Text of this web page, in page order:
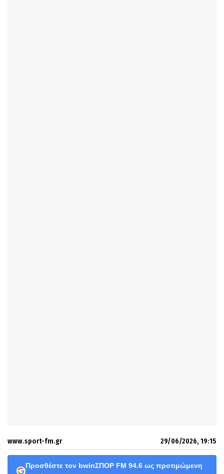
www.sport-fm.gr 29/06/2026, 19:15
Προσθέστε τον bwinΣΠΟΡ FM 94.6 ως προτιμώμενη